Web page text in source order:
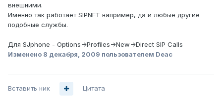
внешними.
Именно так работает SIPNET например, да и любые другие
подобные службы.
Для SJphone - Options->Profiles->New->Direct SIP Calls
Изменено 8 декабря, 2009 пользователем Deac
Вставить ник Цитата